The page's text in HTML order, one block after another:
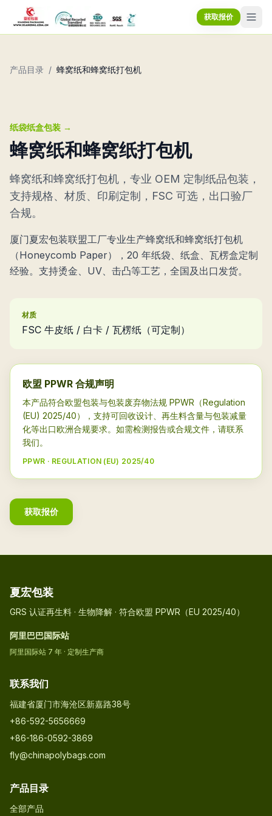
获取报价
产品目录 / 蜂窝纸和蜂窝纸打包机
纸袋纸盒包装 →
蜂窝纸和蜂窝纸打包机
蜂窝纸和蜂窝纸打包机，专业 OEM 定制纸品包装，
支持规格、材质、印刷定制，FSC 可选，出口验厂
合规。
厦门夏宏包装联盟工厂专业生产蜂窝纸和蜂窝纸打包机
（Honeycomb Paper），20 年纸袋、纸盒、瓦楞盒定制
经验。支持烫金、UV、击凸等工艺，全国及出口发货。
材质
FSC 牛皮纸 / 白卡 / 瓦楞纸（可定制）
欧盟 PPWR 合规声明
本产品符合欧盟包装与包装废弃物法规 PPWR（Regulation
(EU) 2025/40），支持可回收设计、再生料含量与包装减量
化等出口欧洲合规要求。如需检测报告或合规文件，请联系
我们。
PPWR · REGULATION (EU) 2025/40
获取报价
夏宏包装
GRS 认证再生料 · 生物降解 · 符合欧盟 PPWR（EU 2025/40）
阿里巴巴国际站
阿里国际站 7 年 · 定制生产商
联系我们
福建省厦门市海沧区新嘉路38号
+86-592-5656669
+86-186-0592-3869
fly@chinapolybags.com
产品目录
全部产品